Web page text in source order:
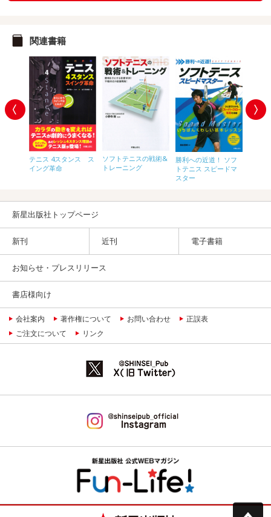
関連書籍
テニス 4スタンス ス
イング革命
ソフトテニスの戦術&
トレーニング
勝利への近道！ ソフ
トテニス スピードマ
スター
新星出版社トップページ
新刊 近刊 電子書籍
お知らせ・プレスリリース
書店様向け
会社案内 著作権について お問い合わせ
正誤表
ご注文について
リンク